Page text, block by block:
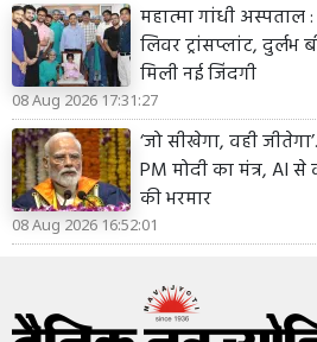
महात्मा गांधी
लिवर ट्रांसप्लांट, दुर्लभ
मिली नई जिंदगी
08 Aug 2026 17:31:27
‘जो सीखेगा, वही
PM मोदी का मंत्र, AI
की भरमार
08 Aug 2026 16:52:01